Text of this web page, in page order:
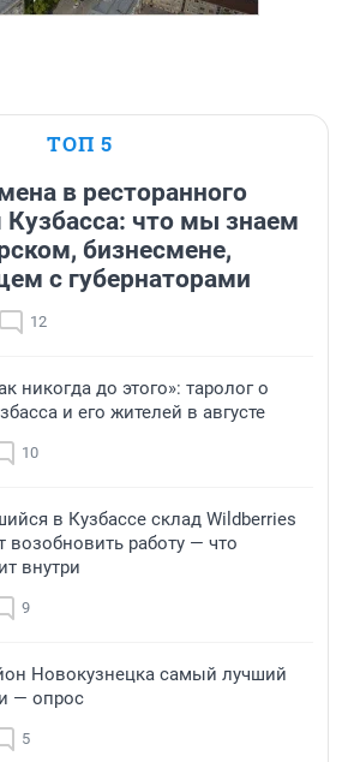
ТОП 5
в ресторанного
Кузбасса: что мы знаем
бизнесмене,
с губернаторами
12
никогда до этого»: таролог о
и его жителей в августе
10
в Кузбассе склад Wildberries
возобновить работу — что
внутри
9
Новокузнецка самый лучший
— опрос
5